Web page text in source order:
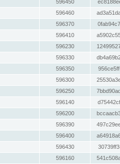
596450
596460
596370
596410
596230
596330
596350
596300
596250
596140
596200
596390
596400
596430
596160